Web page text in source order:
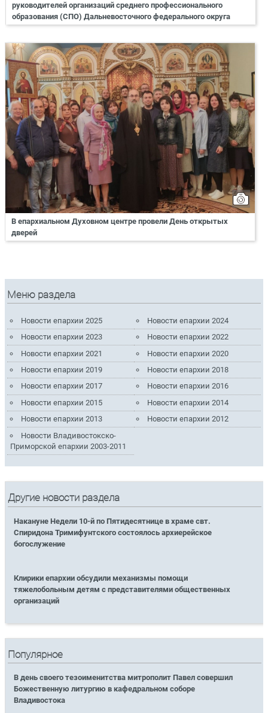
руководителей организаций среднего профессионального
образования (СПО) Дальневосточного федерального округа
В епархиальном Духовном центре провели День открытых
дверей
Меню раздела
Новости епархии 2025
Новости епархии 2024
Новости епархии 2023
Новости епархии 2022
Новости епархии 2021
Новости епархии 2020
Новости епархии 2019
Новости епархии 2018
Новости епархии 2017
Новости епархии 2016
Новости епархии 2015
Новости епархии 2014
Новости епархии 2013
Новости епархии 2012
Новости Владивостокско-
Приморской епархии 2003-2011
Другие новости раздела
Накануне Недели 10-й по Пятидесятнице в храме свт.
Спиридона Тримифунтского состоялось архиерейское
богослужение
Клирики епархии обсудили механизмы помощи
тяжелобольным детям с представителями общественных
организаций
Популярное
В день своего тезоименитства митрополит Павел совершил
Божественную литургию в кафедральном соборе
Владивостока